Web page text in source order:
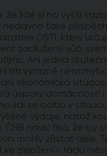
že lidé si na vyšší
nedávno také
DSTI, který
zadlužený vůči
Ani jedna
trh výrazně
ekonomická
úspory domácností i
lidí se ocitlo v
výdaje, natož
ČNB navíc říká, že by
mohly zůstat déle.
ke zlepšení v řádu